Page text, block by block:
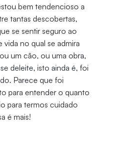
bem tendencioso a
tantas descobertas,
se sentir seguro ao
no qual se admira
um cão, ou uma obra,
deleite, isto ainda é, foi
Parece que foi
para entender o quanto
para termos cuidado
é mais!